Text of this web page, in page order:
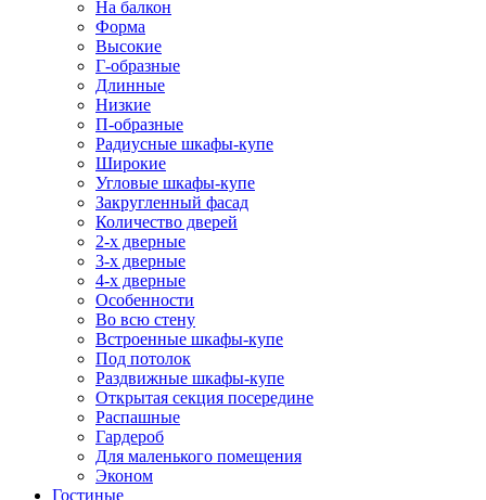
На балкон
Форма
Высокие
Г-образные
Длинные
Низкие
П-образные
Радиусные шкафы-купе
Широкие
Угловые шкафы-купе
Закругленный фасад
Количество дверей
2-х дверные
3-х дверные
4-х дверные
Особенности
Во всю стену
Встроенные шкафы-купе
Под потолок
Раздвижные шкафы-купе
Открытая секция посередине
Распашные
Гардероб
Для маленького помещения
Эконом
Гостиные